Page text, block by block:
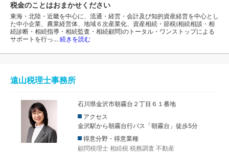
税金のことはおまかせください
東海・北陸・近畿を中心に、流通・経営・会計及び知的資産経営を中心とし
た中小企業、農業経営体、地域６次産業化、資産相続・節税(相続相談・相
続診断・相続指導・相続監査・相続顧問)のトータル・ワンストップによる
サポートを行っ… 続きを読む
遠山税理士事務所
石川県金沢市朝霧台２丁目６１番地
アクセス
金沢駅から朝霧台行バス「朝霧台」徒歩5分
得意分野・得意業種
顧問税理士 相続税 税務調査 不動産